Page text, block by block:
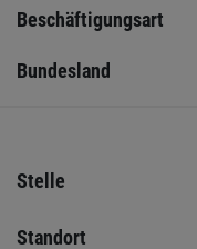
Beschäftigungsart
Bundesland
Stelle
Standort